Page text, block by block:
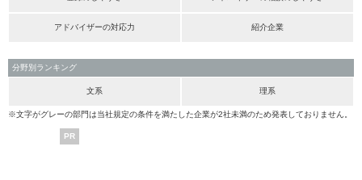
アドバイザーの対応力 紹介企業
分野別ランキング
文系 理系
※文字がグレーの部門は当社規定の条件を満たした企業が2社未満のため発表しておりません。
PR